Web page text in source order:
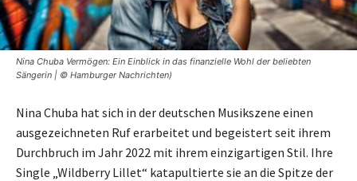
Nina Chuba Vermögen: Ein Einblick in das finanzielle Wohl der beliebten
Sängerin | © Hamburger Nachrichten)
Nina Chuba hat sich in der deutschen Musikszene einen
ausgezeichneten Ruf erarbeitet und begeistert seit ihrem
Durchbruch im Jahr 2022 mit ihrem einzigartigen Stil. Ihre
Single „Wildberry Lillet“ katapultierte sie an die Spitze der